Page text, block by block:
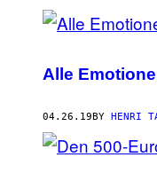
POSTS
THIS
Alle
04.26.19 BY HENRI